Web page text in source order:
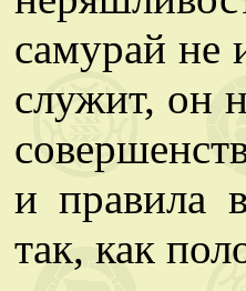
самурай не
служит, он
и правила
так, как